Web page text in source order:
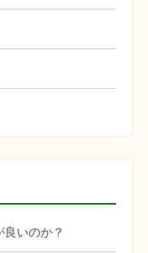
いのか？